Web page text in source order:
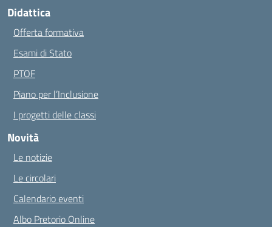
Didattica
Offerta formativa
Esami di Stato
PTOF
Piano per l’Inclusione
I progetti delle classi
Novità
Le notizie
Le circolari
Calendario eventi
Albo Pretorio Online